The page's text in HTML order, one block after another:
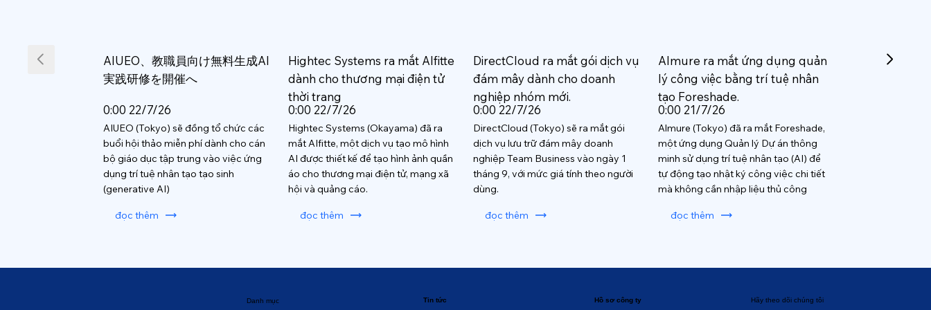
AIUEO、教職員向け無料生成AI
実践研修を開催へ
0:00 22/7/26
AIUEO (Tokyo) sẽ đồng tổ chức các
buổi hội thảo miễn phí dành cho cán
bộ giáo dục tập trung vào việc ứng
dụng trí tuệ nhân tạo tạo sinh
(generative AI)
đọc thêm
Hightec Systems ra mắt AIfitte
dành cho thương mại điện tử
thời trang
0:00 22/7/26
Hightec Systems (Okayama) đã ra
mắt AIfitte, một dịch vụ tạo mô hình
AI được thiết kế để tạo hình ảnh quần
áo cho thương mại điện tử, mạng xã
hội và quảng cáo.
đọc thêm
DirectCloud ra mắt gói dịch vụ
đám mây dành cho doanh
nghiệp nhóm mới.
0:00 22/7/26
DirectCloud (Tokyo) sẽ ra mắt gói
dịch vụ lưu trữ đám mây doanh
nghiệp Team Business vào ngày 1
tháng 9, với mức giá tính theo người
dùng.
đọc thêm
Almure ra mắt ứng dụng quản
lý công việc bằng trí tuệ nhân
tạo Foreshade.
0:00 21/7/26
Almure (Tokyo) đã ra mắt Foreshade,
một ứng dụng Quản lý Dự án thông
minh sử dụng trí tuệ nhân tạo (AI) để
tự động tạo nhật ký công việc chi tiết
mà không cần nhập liệu thủ công
đọc thêm
Danh mục Tin tức Hồ sơ công ty Hãy theo dõi chúng tôi